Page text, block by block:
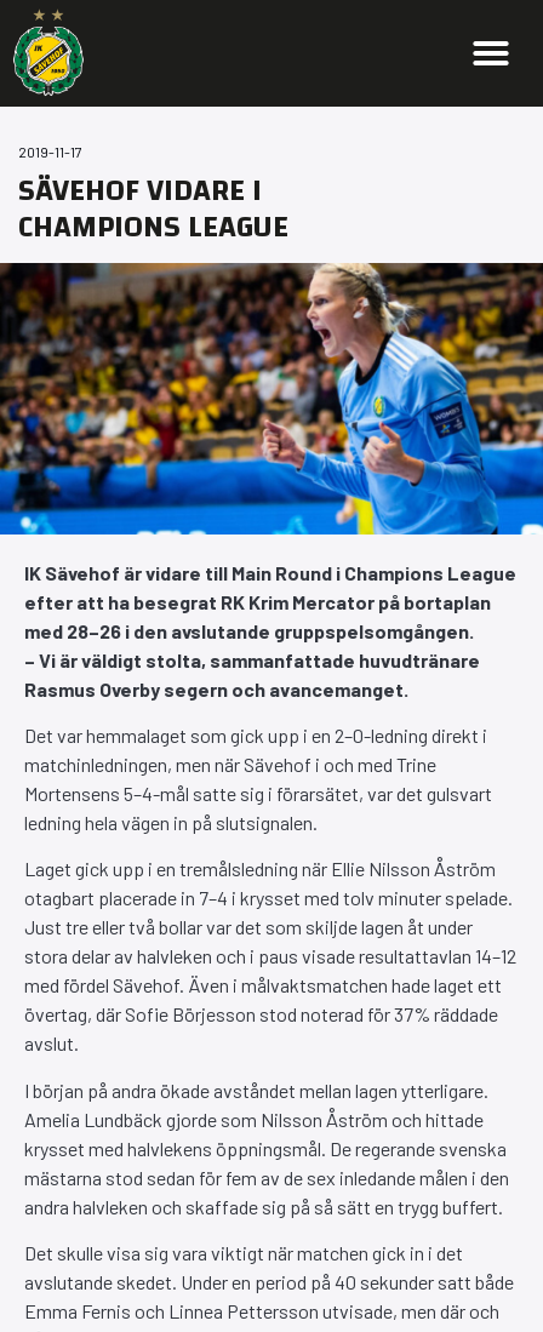
2019-11-17
SÄVEHOF VIDARE I
CHAMPIONS LEAGUE
IK Sävehof är vidare till Main Round i Champions League
efter att ha besegrat RK Krim Mercator på bortaplan
med 28–26 i den avslutande gruppspelsomgången.
– Vi är väldigt stolta, sammanfattade huvudtränare
Rasmus Overby segern och avancemanget.
Det var hemmalaget som gick upp i en 2–0-ledning direkt i
matchinledningen, men när Sävehof i och med Trine
Mortensens 5–4-mål satte sig i förarsätet, var det gulsvart
ledning hela vägen in på slutsignalen.
Laget gick upp i en tremålsledning när Ellie Nilsson Åström
otagbart placerade in 7–4 i krysset med tolv minuter spelade.
Just tre eller två bollar var det som skiljde lagen åt under
stora delar av halvleken och i paus visade resultattavlan 14–12
med fördel Sävehof. Även i målvaktsmatchen hade laget ett
övertag, där Sofie Börjesson stod noterad för 37% räddade
avslut.
I början på andra ökade avståndet mellan lagen ytterligare.
Amelia Lundbäck gjorde som Nilsson Åström och hittade
krysset med halvlekens öppningsmål. De regerande svenska
mästarna stod sedan för fem av de sex inledande målen i den
andra halvleken och skaffade sig på så sätt en trygg buffert.
Det skulle visa sig vara viktigt när matchen gick in i det
avslutande skedet. Under en period på 40 sekunder satt både
Emma Fernis och Linnea Pettersson utvisade, men där och